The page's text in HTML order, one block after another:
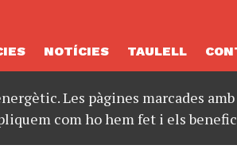
NOTÍCIES TAULELL
Les pàgines marcades
com ho hem fet i els